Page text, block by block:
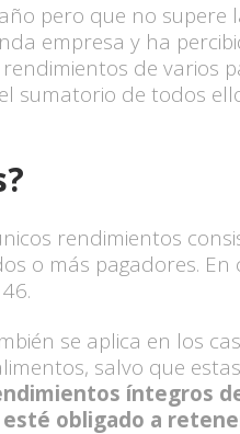
pero que no supere
empresa y ha
de varios
sumatorio de todos
rendimientos
o más pagadores.
se aplica en los
salvo que
íntegros
obligado a